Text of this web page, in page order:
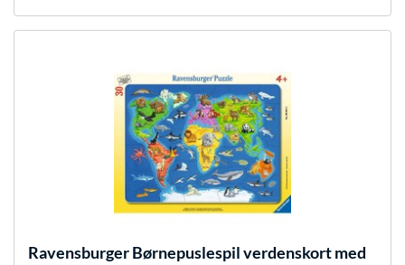
RavensburgerBørnepuslespil verdenskort med